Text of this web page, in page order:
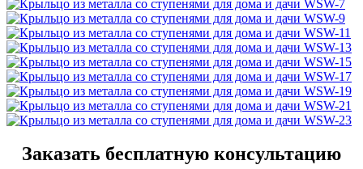
Заказать бесплатную консультацию